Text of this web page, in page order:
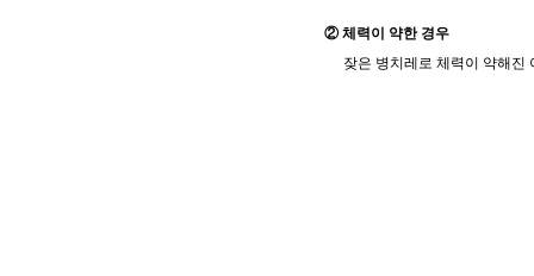
② 체력이 약한 경우
잦은 병치레로 체력이 약해진